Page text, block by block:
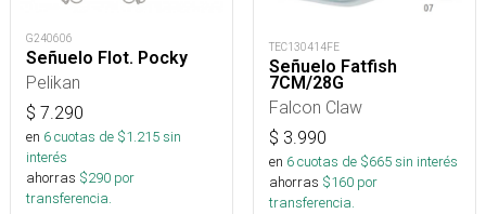
G240606
Señuelo Flot. Pocky
Pelikan
$ 7.290
en 6cuotas de $1.215sin
interés
ahorras $290 por
transferencia.
TEC130414FE
Señuelo Fatfish
7CM/28G
Falcon Claw
$ 3.990
en 6cuotas de $665sin interés
ahorras $160 por
transferencia.